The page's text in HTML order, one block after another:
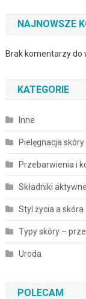
NAJNOWSZE
Brak komentarzy do
KATEGORIE
Inne
Pielęgnacja
Przebarwienia i
Składniki
Styl życia a
Typy skóry –
Uroda
POLECAM